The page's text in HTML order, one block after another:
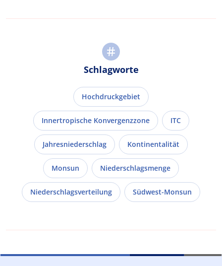
Schlagworte
Hochdruckgebiet
Innertropische Konvergenzzone ITC
Jahresniederschlag Kontinentalität
Monsun Niederschlagsmenge
Niederschlagsverteilung Südwest-Monsun